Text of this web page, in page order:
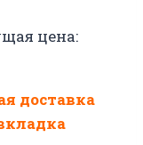
цена:
доставка